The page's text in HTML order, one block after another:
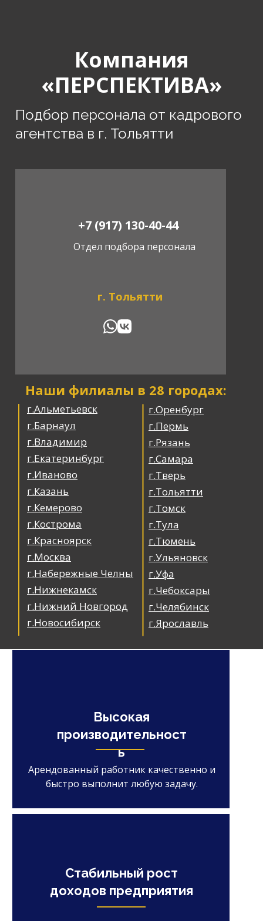
г.Оренбург
г.Пермь
г.Рязань
г.Самара
г.Тверь
г.Тольятти
г.Томск
г.Тула
г.Тюмень
г.Ульяновск
г.Уфа
г.Чебоксары
г.Челябинск
г.Ярославль
г.Альметьевск
г.Барнаул
г.Владимир
г.Екатеринбург
г.Иваново
г.Казань
г.Кемерово
г.Кострома
г.Красноярск
г.Москва
г.Набережные Челны
г.Нижнекамск
г.Нижний Новгород
г.Новосибирск
Наши филиалы в 28 городах:
Высокая
производительност
ь
Арендованный работник качественно и
быстро выполнит любую задачу.
Стабильный рост
доходов предприятия
Отдел подбора персонала
+7 (917) 130-40-44
г. Тольятти
Подбор персонала от кадрового
агентства в г. Тольятти
Компания
«ПЕРСПЕКТИВА»